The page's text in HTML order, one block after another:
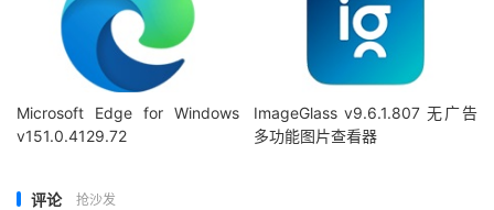
Microsoft Edge for Windows
v151.0.4129.72
ImageGlass v9.6.1.807 无广告
多功能图片查看器
评论 抢沙发